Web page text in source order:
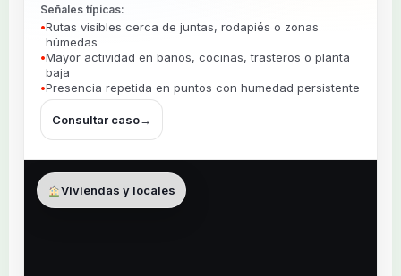
Señales típicas:
Rutas visibles cerca de juntas, rodapiés o zonas
húmedas
Mayor actividad en baños, cocinas, trasteros o planta
baja
Presencia repetida en puntos con humedad persistente
Consultar caso→
Viviendas y locales